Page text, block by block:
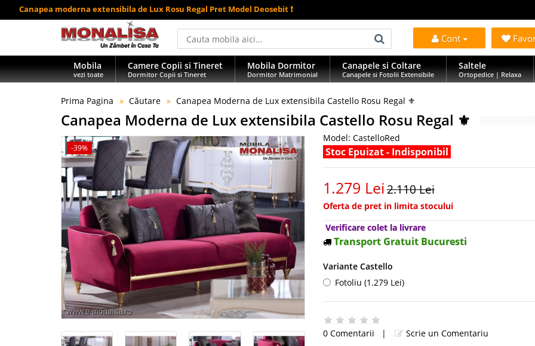
Canapea moderna extensibila de Lux Rosu Regal Pret Model Deosebit ❗
Cont
Mobila
vezi toate
Camere Copii si Tineret
Dormitor Copii si Tineret
Mobila Dormitor
Dormitor Matrimonial
Canapele si Coltare
Canapele si Fotolii Extensibile
Saltele
Ortopedice | Relaxa
Prima Pagina Căutare Canapea Moderna de Lux extensibila Castello Rosu Regal ⚜️
Canapea Moderna de Lux extensibila Castello Rosu Regal ⚜️
-39%
Model: CastelloRed
Stoc Epuizat - Indisponibil
1.279 Lei2.110 Lei
Oferta de pret in limita stocului
Verificare colet la livrare
Transport Gratuit Bucuresti
Variante Castello
Fotoliu (1.279 Lei)
0 Comentarii |
Scrie un Comentariu